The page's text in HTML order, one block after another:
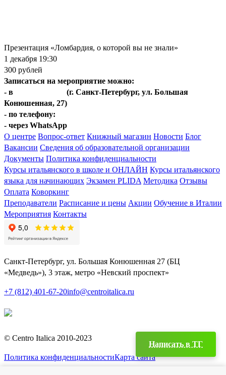
Презентация «Ломбардия, о которой вы не знали»
1 декабря 19:30
300 рублей
Записаться на мероприятие можно:
- в
(г. Санкт-Петербург, ул. Большая
Конюшенная, 27)
- по телефону:
- через WhatsApp
О центре Вопрос-ответ Книжный магазин Новости Блог
Вакансии Сведения об образовательной организации
Документы Политика конфиденциальности
Курсы итальянского в школе и ОНЛАЙН Курсы итальянского
языка для начинающих Экзамен PLIDA Методика Отзывы
Оплата Коворкинг
Преподаватели Расписание и цены Акции Обучение в Италии
Мероприятия Контакты
Санкт-Петербург, ул. Большая Конюшенная 27 (БЦ
«Медведь»), 3 этаж, метро «Невский проспект»
+7 (812) 401-67-20info@centroitalica.ru
© Centro Italica 2010-2023
Политика конфиденциальностиКарта сайта
Написать в TГ